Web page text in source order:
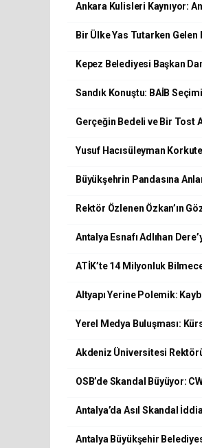
Ankara Kulisleri Kaynıyor:
Bir Ülke Yas Tutarken Gelen
Kepez Belediyesi Başkan
Sandık Konuştu: BAİB
Gerçeğin Bedeli ve Bir Tost
Yusuf Hacısüleyman
Büyükşehrin Pandasına
Rektör Özlenen Özkan’ın
Antalya Esnafı Adlıhan
ATİK’te 14 Milyonluk
Altyapı Yerine Polemik:
Yerel Medya Buluşması:
Akdeniz Üniversitesi
OSB’de Skandal Büyüyor:
Antalya’da Asıl Skandal
Antalya Büyükşehir